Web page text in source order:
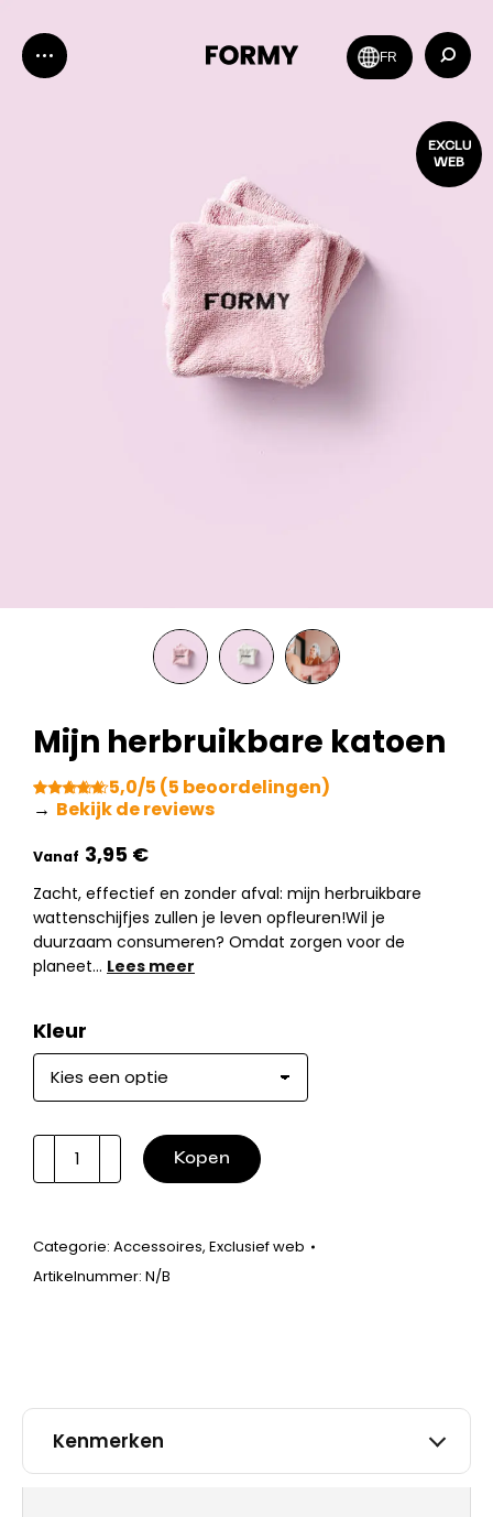
FR
Zoeken:
EXCLU
WEB
Mijn herbruikbare katoen
€
Gewaardeerd
op
5,0/5 (5 beoordelingen)
→ Bekijk de reviews
Zacht, effectief en zonder afval: mijn herbruikbare
wattenschijfjes zullen je leven opfleuren!Wil je
duurzaam consumeren? Omdat zorgen voor de
planeet… Lees meer
Kleur
Mijn
herbruikbare
Kopen
Categorie: Accessoires, Exclusief web
Artikelnummer: N/B
Kenmerken